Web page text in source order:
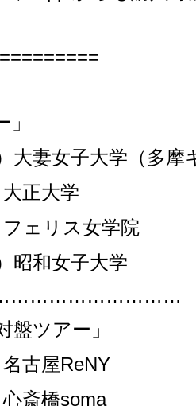
大妻女子大学（多摩
正大学
フェリス女学院
昭和女子大学
盤ツアー」
古屋ReNY
斎橋soma